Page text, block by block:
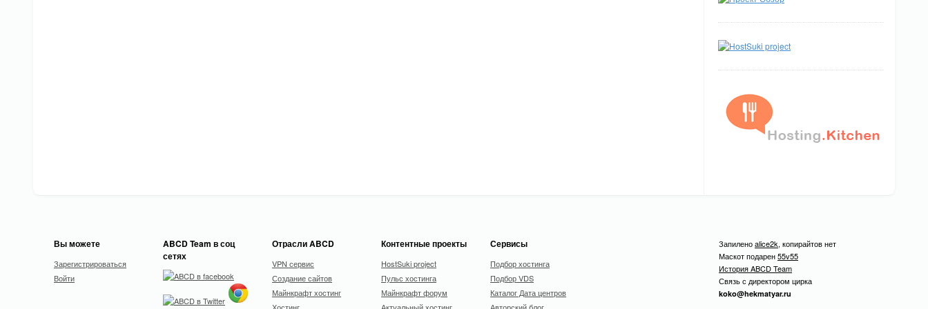
Вы можете
Зарегистрироваться
Войти
ABCD Team в соц
сетях
Отрасли ABCD
VPN сервис
Создание сайтов
Майнкрафт хостинг
Контентные проекты
HostSuki project
Пульс хостинга
Майнкрафт форум
Сервисы
Подбор хостинга
Подбор VDS
Каталог Дата центров
Запиленоalice2k, копирайтов нет
Маскот подарен55v55
История ABCD Team
Связь с директором цирка
koko@hekmatyar.ru